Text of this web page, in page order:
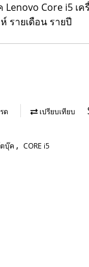
Lenovo Core i5 เ
รายเดือน รายปี
ด เปรียบเทียบ
บุ๊ค , CORE i5